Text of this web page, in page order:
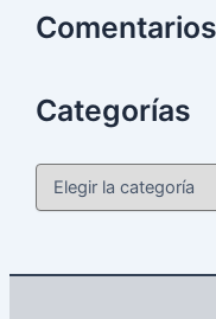
Categorías
C